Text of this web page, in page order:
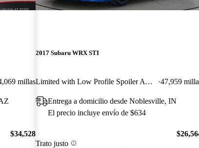
millas
$34,528
2017 Subaru WRX STI
Limited with Low Profile Spoiler AWD 47,959
Entrega a domicilio desde Noblesville, IN
El precio incluye envío de $634
Trato justo